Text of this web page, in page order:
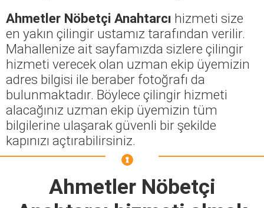
Ahmetler Nöbetçi Anahtarcı hizmeti size
en yakın çilingir ustamız tarafından verilir.
Mahallenize ait sayfamızda sizlere çilingir
hizmeti verecek olan uzman ekip üyemizin
adres bilgisi ile beraber fotoğrafı da
bulunmaktadır. Böylece çilingir hizmeti
alacağınız uzman ekip üyemizin tüm
bilgilerine ulaşarak güvenli bir şekilde
kapınızı açtırabilirsiniz.
Ahmetler Nöbetçi